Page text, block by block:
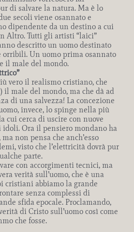
di salvare la natura. Ma è lo
secoli viene osannato e
dipendente da un destino a cui
Altro. Tutti gli artisti “laici”
descritto un uomo destinato
orribili. Un uomo prima osannato
il male del mondo.
vero il realismo cristiano, che
il male del mondo, ma che dà ad
di una salvezza! La concezione
invece, lo spinge nella più
cui cerca di uscire con nuove
idoli. Ora il pensiero mondano ha
ma non pensa che anch’esso
visto che l’elettricità dovrà pur
parte.
con accorgimenti tecnici, ma
verità sull’uomo, che è una
cristiani abbiamo la grande
senza complessi di
sfida epocale. Proclamando,
di Cristo sull’uomo così come
che fosse.